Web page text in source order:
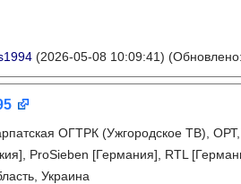
(2026-05-08 10:09:41)
ОГТРК (Ужгородское ТВ),
ProSieben [Германия], RTL
Украина